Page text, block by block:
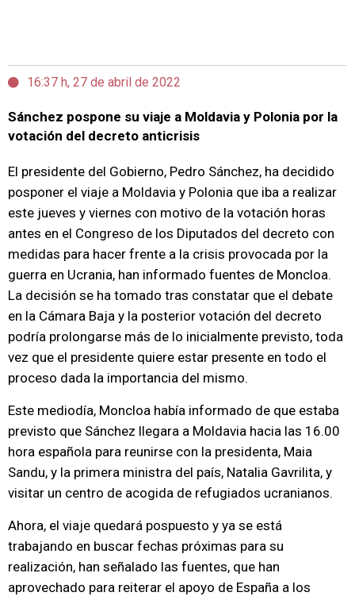
16:37 h, 27 de abril de 2022
Sánchez pospone su viaje a Moldavia y Polonia por la
votación del decreto anticrisis
El presidente del Gobierno, Pedro Sánchez, ha decidido
posponer el viaje a Moldavia y Polonia que iba a realizar
este jueves y viernes con motivo de la votación horas
antes en el Congreso de los Diputados del decreto con
medidas para hacer frente a la crisis provocada por la
guerra en Ucrania, han informado fuentes de Moncloa.
La decisión se ha tomado tras constatar que el debate
en la Cámara Baja y la posterior votación del decreto
podría prolongarse más de lo inicialmente previsto, toda
vez que el presidente quiere estar presente en todo el
proceso dada la importancia del mismo.
Este mediodía, Moncloa había informado de que estaba
previsto que Sánchez llegara a Moldavia hacia las 16.00
hora española para reunirse con la presidenta, Maia
Sandu, y la primera ministra del país, Natalia Gavrilita, y
visitar un centro de acogida de refugiados ucranianos.
Ahora, el viaje quedará pospuesto y ya se está
trabajando en buscar fechas próximas para su
realización, han señalado las fuentes, que han
aprovechado para reiterar el apoyo de España a los